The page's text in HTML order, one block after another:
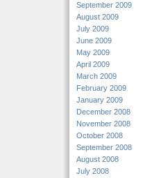
September 2009
August 2009
July 2009
June 2009
May 2009
April 2009
March 2009
February 2009
January 2009
December 2008
November 2008
October 2008
September 2008
August 2008
July 2008